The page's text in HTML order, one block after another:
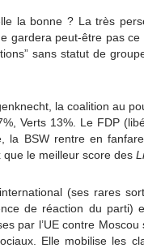
la bonne ? La très
gardera peut-être pas
sans statut de
la coalition au
Verts 13%. Le FDP
la BSW rentre en
que le meilleur score des
(ses rares
de réaction du parti)
par l’UE contre
Elle mobilise les